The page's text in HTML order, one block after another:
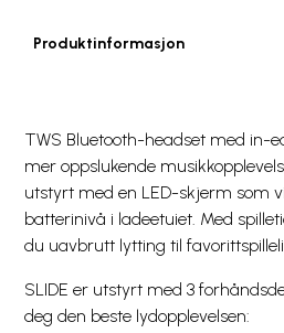
Produktinformasjon
TWS Bluetooth-headset med in-
mer oppslukende
utstyrt med en LED-skjerm som
batterinivå i ladeetuiet. Med
du uavbrutt lytting til
SLIDE er utstyrt med 3
deg den beste lydopplevelsen: